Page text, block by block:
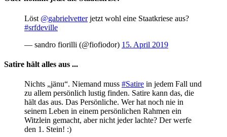
Löst @gabrielvetterjetzt wohl eine Staatkriese aus?
#srfdeville
— sandro fiorilli (@fiofiodor) 15. April 2019
Satire hält alles aus ...
Nichts „jänu“. Niemand muss #Satire in jedem Fall und
zu allem persönlich lustig finden. Satire kann das, die
hält das aus. Das Persönliche. Wer hat noch nie in
seinem Leben in einem persönlichen Rahmen ein
Witzlein gemacht, aber nicht jeder lachte? Der werfe
den 1. Stein! :)